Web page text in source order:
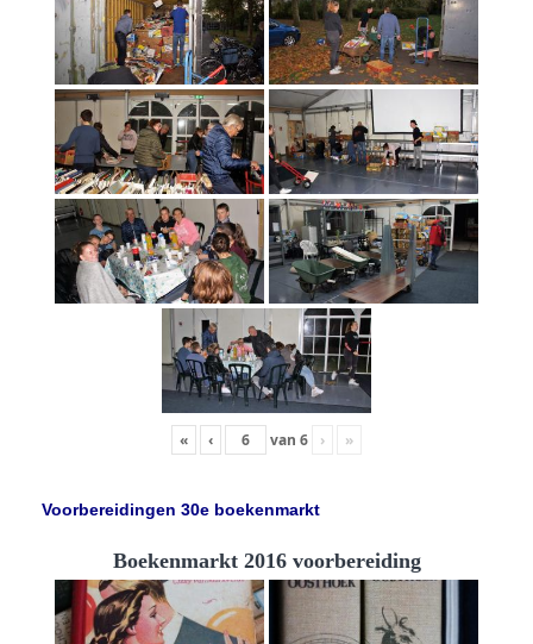
« ‹ van 6 › »
Voorbereidingen 30e boekenmarkt
Boekenmarkt 2016 voorbereiding